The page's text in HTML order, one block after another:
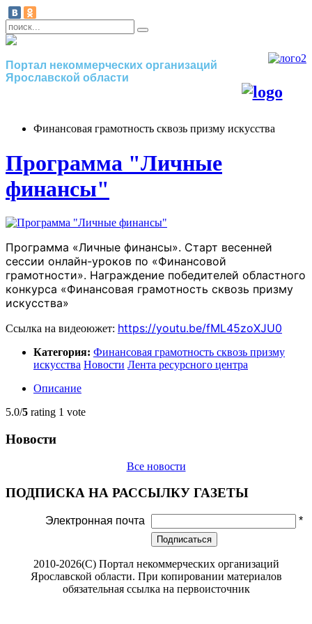
Портал некоммерческих организаций
Ярославской области
Финансовая грамотность сквозь призму искусства
Программа "Личные
финансы"
Программа «Личные финансы». Старт весенней
сессии онлайн-уроков по «Финансовой
грамотности». Награждение победителей областного
конкурса «Финансовая грамотность сквозь призму
искусства»
Ссылка на видеоюжет: https://youtu.be/fML45zoXJU0
Категория: Финансовая грамотность сквозь призму
искусства Новости Лента ресурсного центра
Описание
5.0/5 rating 1 vote
Новости
Все новости
ПОДПИСКА НА РАССЫЛКУ ГАЗЕТЫ
Электронная почта *
Подписаться
2010-2026(С) Портал некоммерческих организаций
Ярославской области. При копировании материалов
обязательная ссылка на первоисточник